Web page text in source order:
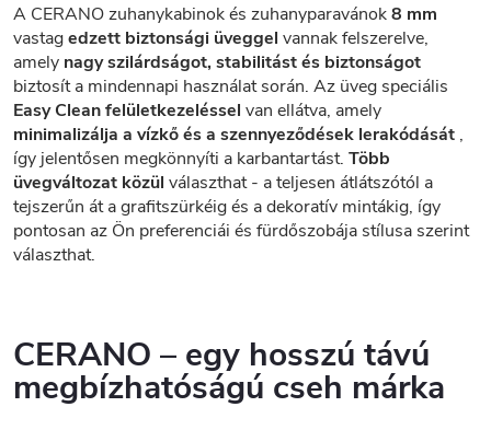
A CERANO zuhanykabinok és zuhanyparavánok8 mm
vastagedzett biztonsági üveggel vannak felszerelve,
amely nagy szilárdságot, stabilitást és biztonságot
biztosít a mindennapi használat során. Az üveg speciális
Easy Clean felületkezeléssel van ellátva, amely
minimalizálja a vízkő és a szennyeződések lerakódását ,
így jelentősen megkönnyíti a karbantartást. Több
üvegváltozat közül választhat - a teljesen átlátszótól a
tejszerűn át a grafitszürkéig és a dekoratív mintákig, így
pontosan az Ön preferenciái és fürdőszobája stílusa szerint
választhat.
CERANO – egy hosszú távú
megbízhatóságú cseh márka